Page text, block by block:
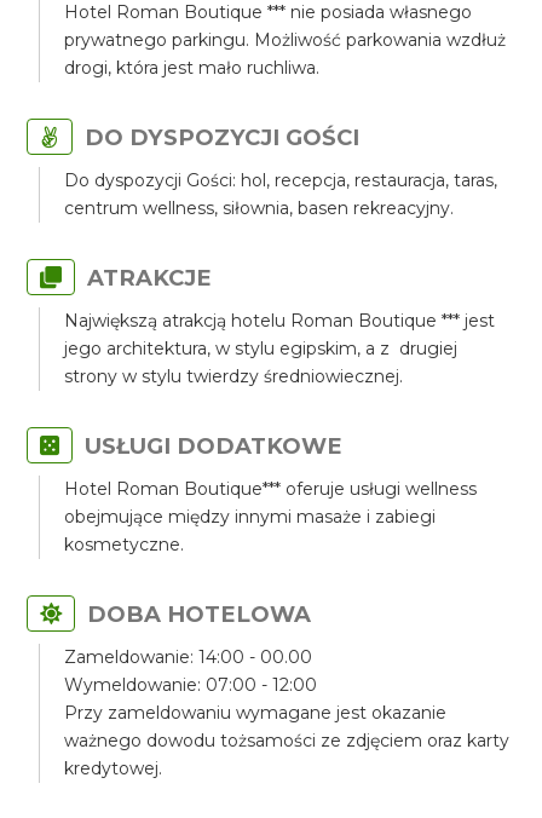
Hotel Roman Boutique *** nie posiada własnego
prywatnego parkingu. Możliwość parkowania wzdłuż
drogi, która jest mało ruchliwa.
DO DYSPOZYCJI GOŚCI
Do dyspozycji Gości: hol, recepcja, restauracja, taras,
centrum wellness, siłownia, basen rekreacyjny.
ATRAKCJE
Największą atrakcją hotelu Roman Boutique *** jest
jego architektura, w stylu egipskim, a z drugiej
strony w stylu twierdzy średniowiecznej.
USŁUGI DODATKOWE
Hotel Roman Boutique*** oferuje usługi wellness
obejmujące między innymi masaże i zabiegi
kosmetyczne.
DOBA HOTELOWA
Zameldowanie: 14:00 - 00.00
Wymeldowanie: 07:00 - 12:00
Przy zameldowaniu wymagane jest okazanie
ważnego dowodu tożsamości ze zdjęciem oraz karty
kredytowej.